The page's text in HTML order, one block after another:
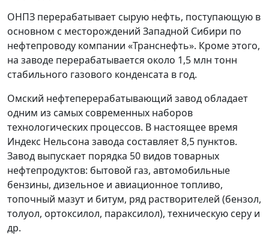
ОНПЗ перерабатывает сырую нефть, поступающую в
основном с месторождений Западной Сибири по
нефтепроводу компании «Транснефть». Кроме этого,
на заводе перерабатывается около 1,5 млн тонн
стабильного газового конденсата в год.
Омский нефтеперерабатывающий завод обладает
одним из самых современных наборов
технологических процессов. В настоящее время
Индекс Нельсона завода составляет 8,5 пунктов.
Завод выпускает порядка 50 видов товарных
нефтепродуктов: бытовой газ, автомобильные
бензины, дизельное и авиационное топливо,
топочный мазут и битум, ряд растворителей (бензол,
толуол, ортоксилол, параксилол), техническую серу и
др.